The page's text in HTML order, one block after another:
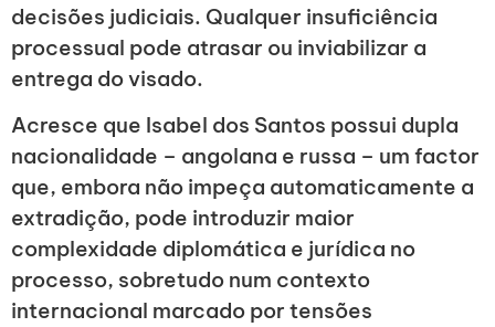
decisões judiciais. Qualquer insuficiência
processual pode atrasar ou inviabilizar a
entrega do visado.
Acresce que Isabel dos Santos possui dupla
nacionalidade – angolana e russa – um factor
que, embora não impeça automaticamente a
extradição, pode introduzir maior
complexidade diplomática e jurídica no
processo, sobretudo num contexto
internacional marcado por tensões